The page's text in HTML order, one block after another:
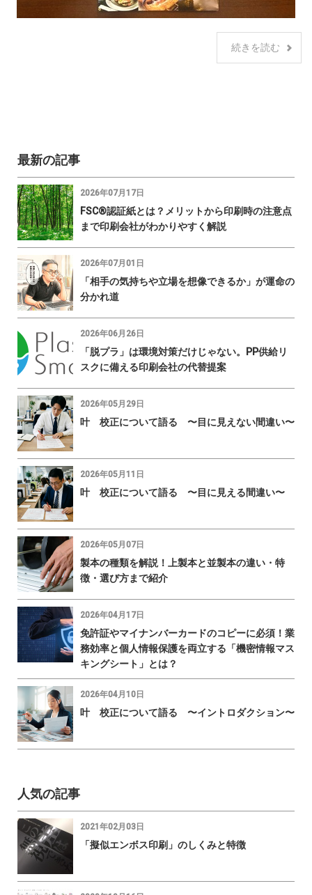
続きを読む
最新の記事
2026年07月17日
FSC®認証紙とは？メリットから印刷時の注意点
まで印刷会社がわかりやすく解説
2026年07月01日
「相手の気持ちや立場を想像できるか」が運命の
分かれ道
2026年06月26日
「脱プラ」は環境対策だけじゃない。PP供給リ
スクに備える印刷会社の代替提案
2026年05月29日
叶 校正について語る 〜目に見えない間違い〜
2026年05月11日
叶 校正について語る 〜目に見える間違い〜
2026年05月07日
製本の種類を解説！上製本と並製本の違い・特
徴・選び方まで紹介
2026年04月17日
免許証やマイナンバーカードのコピーに必須！業
務効率と個人情報保護を両立する「機密情報マス
キングシート」とは？
2026年04月10日
叶 校正について語る 〜イントロダクション〜
人気の記事
2021年02月03日
「擬似エンボス印刷」のしくみと特徴